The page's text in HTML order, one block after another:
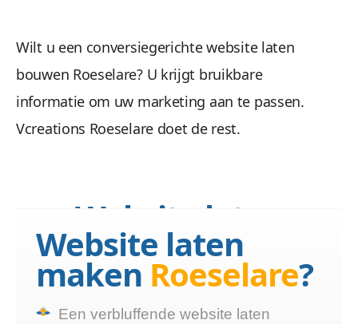
Wilt u een conversiegerichte website laten
bouwen Roeselare? U krijgt bruikbare
informatie om uw marketing aan te passen.
Vcreations Roeselare doet de rest.
Website laten
bouwen Roeselare?
Wij maken een website die
functioneert
Website laten
maken Roeselare?
Een verbluffende website laten